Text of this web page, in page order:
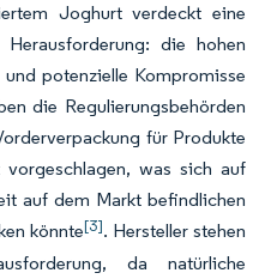
Joghurt verdeckt eine
die hohen
potenzielle Kompromisse
die Regulierungsbehörden
für Produkte
was sich auf
auf dem Markt befindlichen
könnte[3]. Hersteller stehen
da natürliche